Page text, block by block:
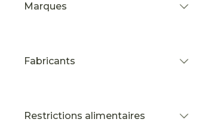
Marques
Fabricants
Restrictions alimentaires